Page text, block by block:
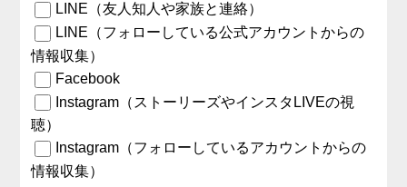
LINE（友人知人や家族と連絡）
LINE（フォローしている公式アカウントからの
情報収集）
Facebook
Instagram（ストーリーズやインスタLIVEの視
聴）
Instagram（フォローしているアカウントからの
情報収集）